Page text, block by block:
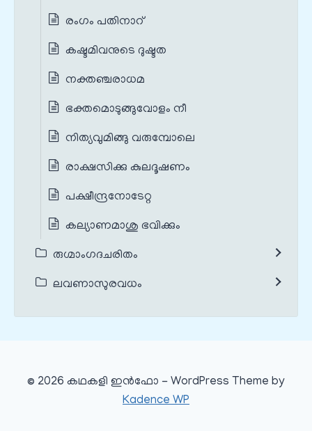
രംഗം പതിനാറ്
കഷ്ടമിവനുടെ ദുഷ്ടത
നക്തഞ്ചരാധമ
ഭക്തമൊടുങ്ങുവോളം നീ
നിത്യവുമിങ്ങു വരുമ്പോലെ
രാക്ഷസിക്കു കുലദൂഷണം
പക്ഷീന്ദ്രനോടേറ്റ
കല്യാണമാശു ഭവിക്കും
രുഗ്മാംഗദചരിതം
ലവണാസുരവധം
© 2026 കഥകളി ഇൻഫോ - WordPress Theme by
Kadence WP